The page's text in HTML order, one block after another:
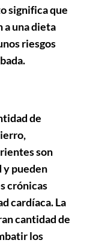
significa que
a una dieta
riesgos
de
son
y pueden
crónicas
cardíaca. La
cantidad de
los